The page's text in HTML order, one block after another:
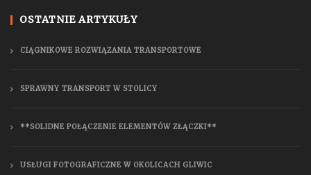
OSTATNIE ARTYKUŁY
CIĄGNIKOWE ROZWIĄZANIA TRANSPORTOWE
SPRAWNY TRANSPORT W STOLICY
**SOLIDNE POŁĄCZENIE ELEMENTÓW ZŁĄCZKI**
USŁUGI FOTOGRAFICZNE W OKOLICACH GLIWIC